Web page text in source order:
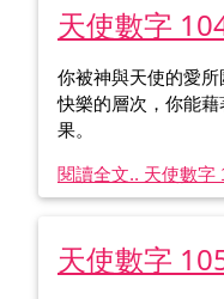
天使數字
你被神與天使的愛
快樂的層次，你能
果。
閱讀全文.. 天使數字
天使數字